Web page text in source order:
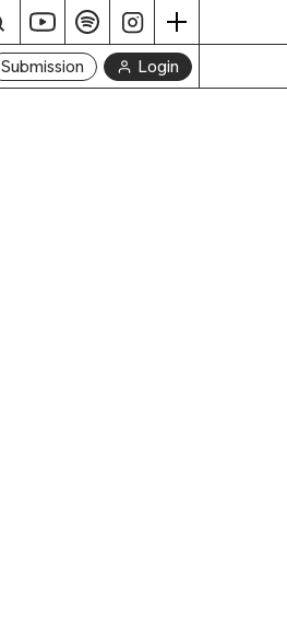
Submission Login